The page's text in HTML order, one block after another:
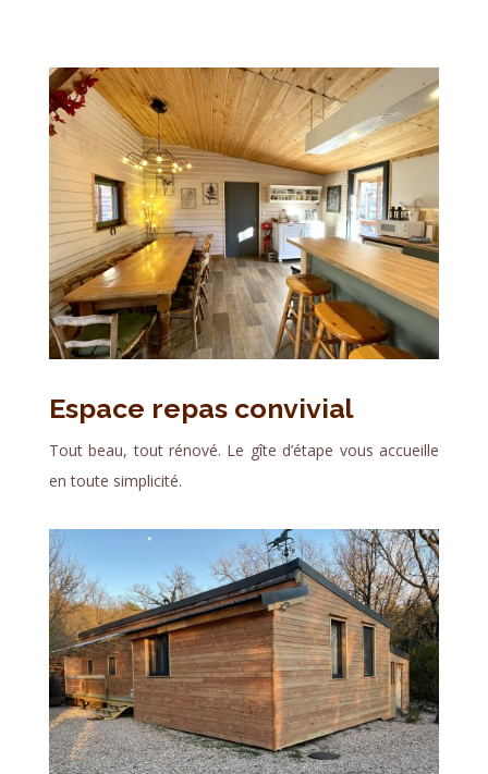
Espace repas convivial
Tout beau, tout rénové. Le gîte d’étape vous accueille
en toute simplicité.